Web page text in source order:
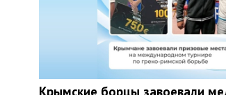
Крымские борцы завоевали